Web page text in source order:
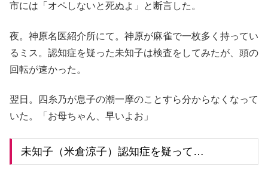
市には「オペしないと死ぬよ」と断言した。
夜。神原名医紹介所にて。神原が麻雀で一枚多く持ってい
るミス。認知症を疑った未知子は検査をしてみたが、頭の
回転が速かった。
翌日。四糸乃が息子の潮一摩のことすら分からなくなって
いた。「お母ちゃん、早いよお」
未知子（米倉涼子）認知症を疑って…